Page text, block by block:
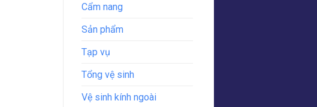
Cẩm nang
Sản phẩm
Tạp vụ
Tổng vệ sinh
Vệ sinh kính ngoài